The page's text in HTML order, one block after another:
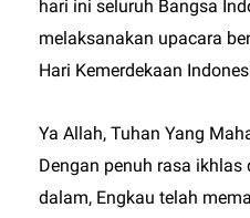
hari ini seluruh Bangsa
melaksanakan upacara
Hari Kemerdekaan
Ya Allah, Tuhan Yang
Dengan penuh rasa
dalam, Engkau telah